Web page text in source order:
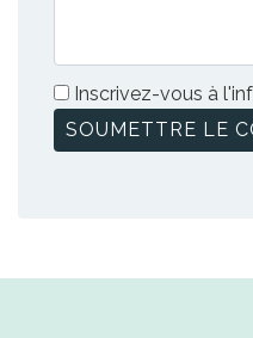
Inscrivez-vous à